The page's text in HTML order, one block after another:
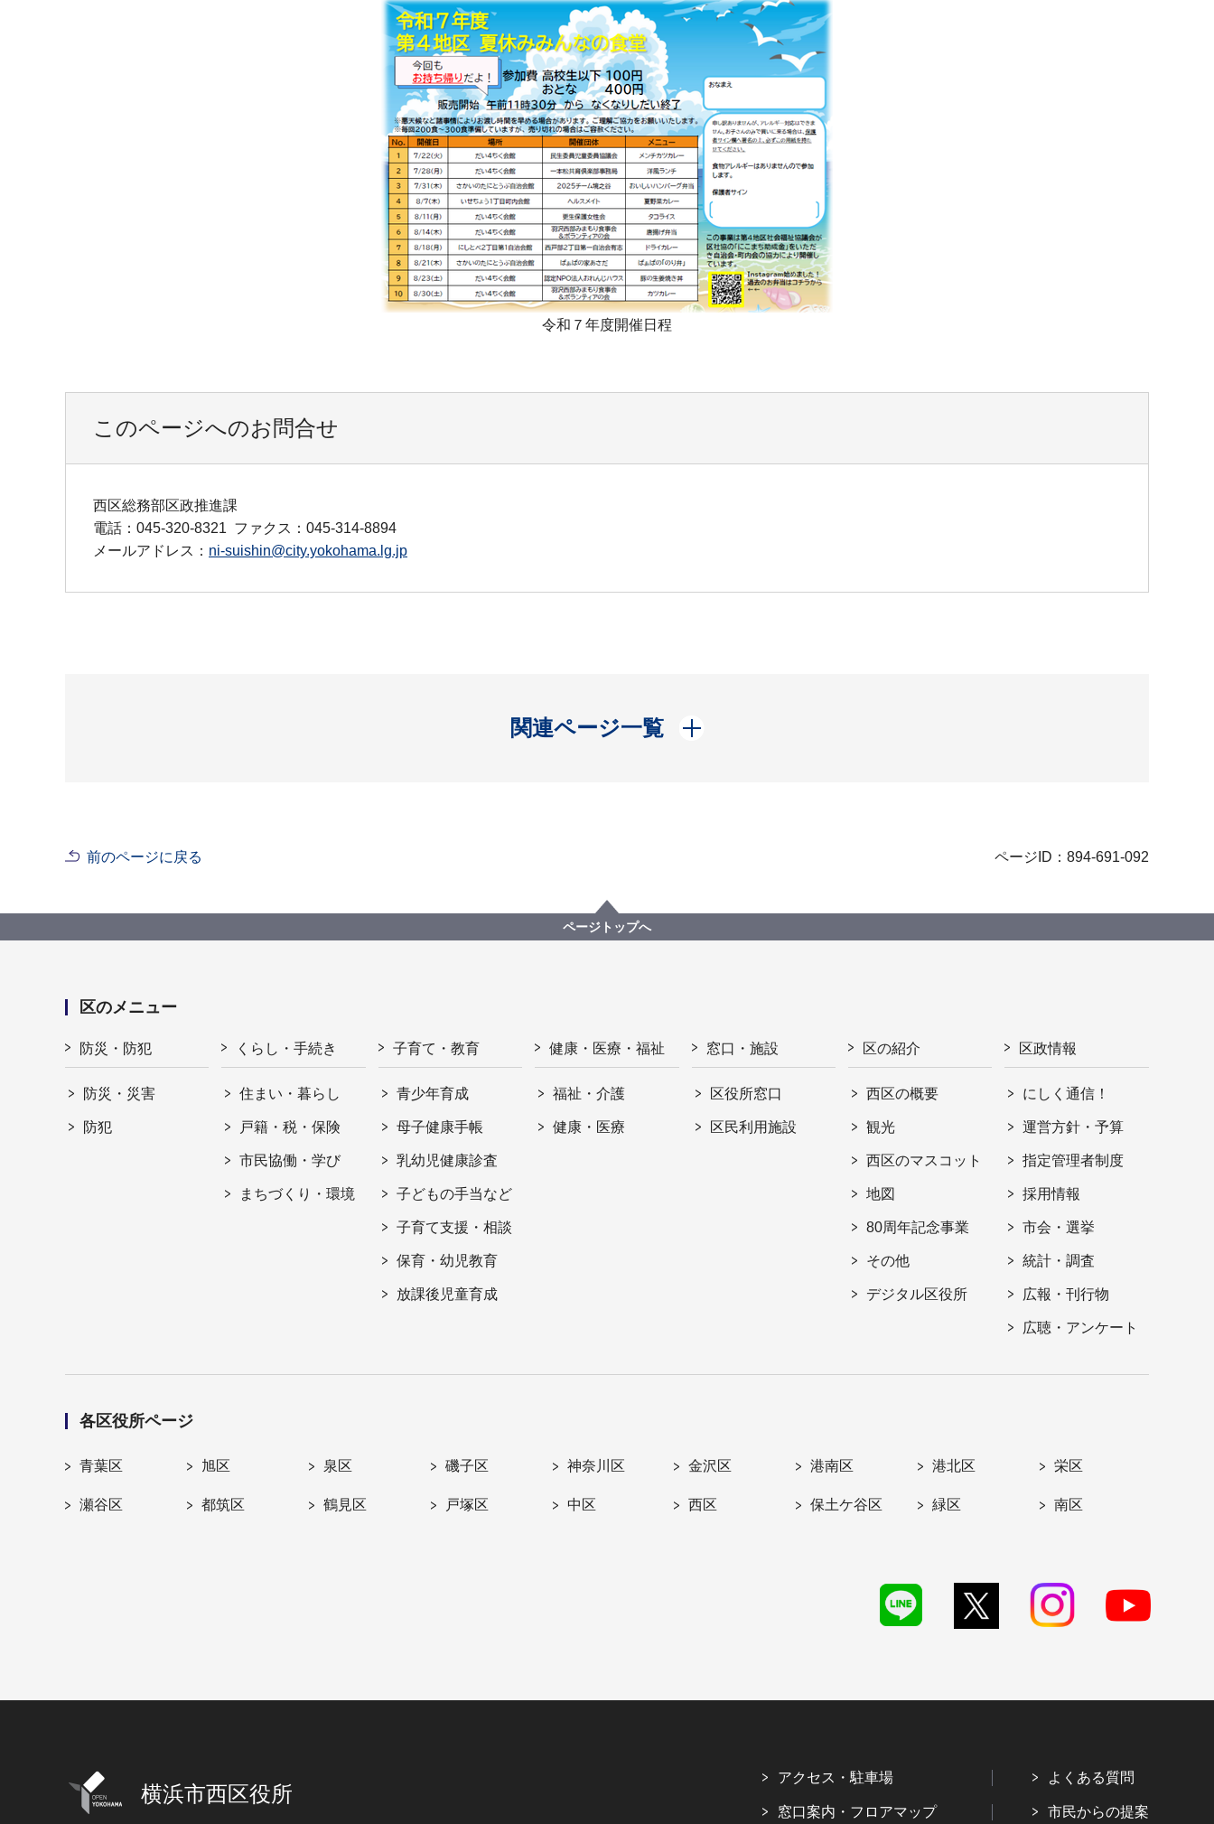
令和７年度開催日程
このページへのお問合せ
西区総務部区政推進課
電話：045-320-8321 ファクス：045-314-8894
メールアドレス： ni-suishin@city.yokohama.lg.jp
関連ページ一覧
開く
前のページに戻る ページID：894-691-092
ページトップへ
区のメニュー
防災・防犯
防災・災害
防犯
くらし・手続き
住まい・暮らし
戸籍・税・保険
市民協働・学び
まちづくり・環境
子育て・教育
青少年育成
母子健康手帳
乳幼児健康診査
子どもの手当など
子育て支援・相談
保育・幼児教育
放課後児童育成
健康・医療・福祉
福祉・介護
健康・医療
窓口・施設
区役所窓口
区民利用施設
区の紹介
西区の概要
観光
西区のマスコット
地図
80周年記念事業
その他
デジタル区役所
区政情報
にしく通信！
運営方針・予算
指定管理者制度
採用情報
市会・選挙
統計・調査
広報・刊行物
広聴・アンケート
各区役所ページ
青葉区 旭区 泉区 磯子区 神奈川区 金沢区 港南区 港北区 栄区
瀬谷区 都筑区 鶴見区 戸塚区 中区 西区 保土ケ谷区 緑区 南区
横浜市西区役所
アクセス・駐車場
窓口案内・フロアマップ
よくある質問
市民からの提案